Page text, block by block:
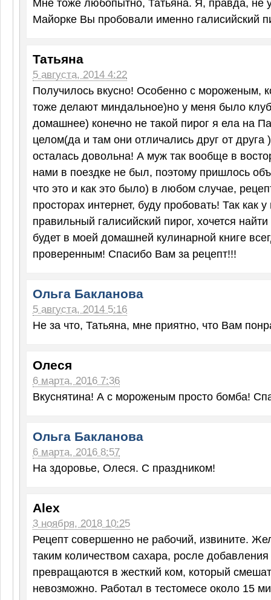
Мне тоже любопытно, Татьяна. Я, правда, не
Майорке Вы пробовали именно галисийский
Татьяна
5 августа, 2014 4:22
Получилось вкусно! Особенно с мороженым,
тоже делают миндальное)но у меня было
домашнее) конечно не такой пирог я ела на
целом(да и там они отличались друг от друга
осталась довольна! А муж так вообще в
нами в поездке не был, поэтому пришлось
что это и как это было) в любом случае,
просторах интернет, буду пробовать! Так как
правильный галисийский пирог, хочется найти
будет в моей домашней кулинарной книге
проверенным! Спасибо Вам за рецепт!!!
Ольга Бакланова
5 августа, 2014 5:16
Не за что, Татьяна, мне приятно, что Вам
Олеся
6 марта, 2016 7:36
Вкуснятина! А с мороженым просто бомба!
Ольга Бакланова
6 марта, 2016 8:57
На здоровье, Олеся. С праздником!
Alex
3 ноября, 2018 10:25
Рецепт совершенно не рабочий, извините.
таким количеством сахара, росле
превращаются в жесткий ком, который
невозможно. Работал в тестомесе около 15